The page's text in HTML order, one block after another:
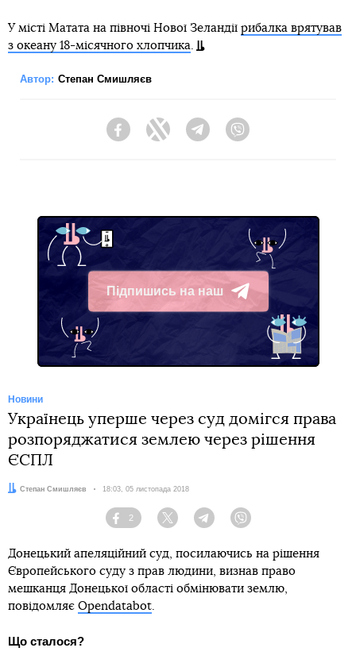
У місті Матата на півночі Нової Зеландії рибалка врятував
з океану 18-місячного хлопчика.
Автор: Степан Смишляєв
FacebookTwitter Telegram
Підпишись на наш
Telegram
Новини
Українець уперше через суд домігся права
розпоряджатися землею через рішення
ЄСПЛ
Автор:
Степан Смишляєв Дата:
18:03, 05 листопада 2018
Facebook
2
Twitter TelegramViber
Донецький апеляційний суд, посилаючись на рішення
Європейського суду з прав людини, визнав право
мешканця Донецької області обмінювати землю,
повідомляє Opendatabot.
Що сталося?